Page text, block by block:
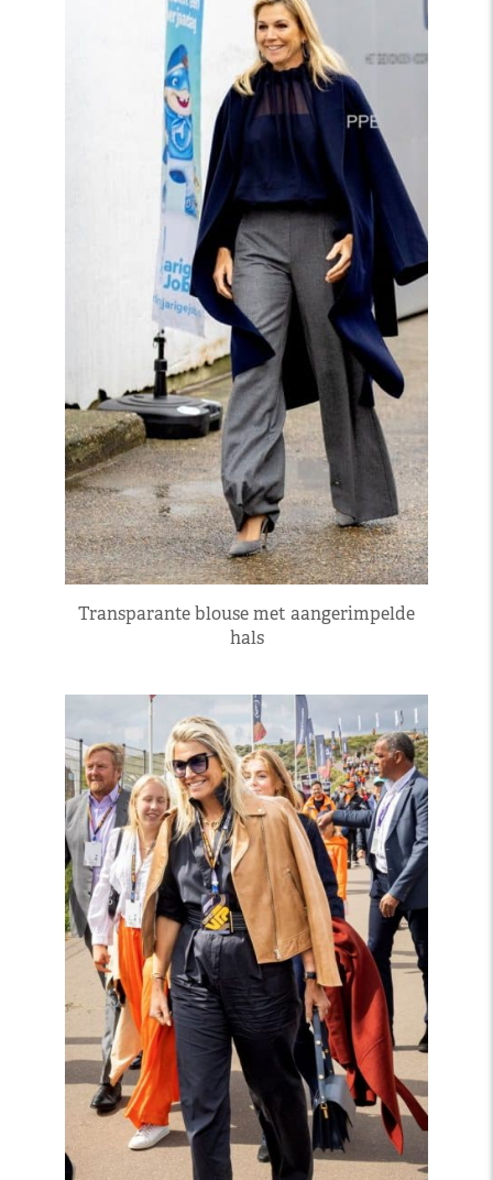
Transparante blouse met aangerimpelde
hals